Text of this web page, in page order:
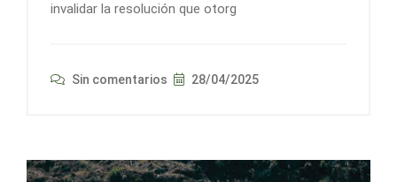
invalidar la resolución que otorg
Sin comentarios 28/04/2025